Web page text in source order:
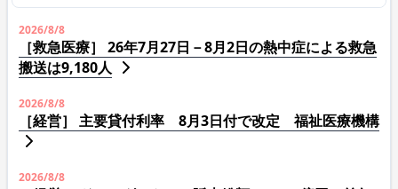
2026/8/8
［救急医療］ 26年7月27日－8月2日の熱中症による救急
搬送は9,180人
2026/8/8
［経営］ 主要貸付利率 8月3日付で改定 福祉医療機構
2026/8/8